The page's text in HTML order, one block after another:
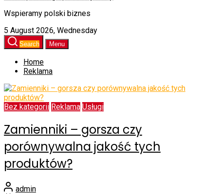
Wspieramy polski biznes
5 August 2026, Wednesday
Search Menu
Home
Reklama
Bez kategorii Reklama Usługi
Zamienniki – gorsza czy
porównywalna jakość tych
produktów?
admin